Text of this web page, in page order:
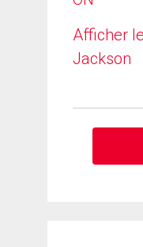
Afficher
Jackson